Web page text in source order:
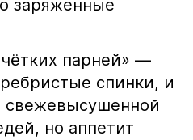
заряженные
парней» —
спинки, и
свежевысушенной
но аппетит